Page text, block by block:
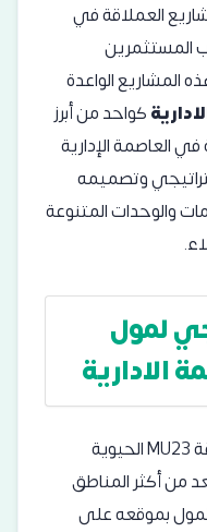
العملاقة في
المستثمرين
المشاريع الواعدة
كواحد من أبرز
في العاصمة الإدارية
وتصميمه
والوحدات المتنوعة
لمول
الادارية
في منطقة MU23 الحيوية
من أكثر المناطق
بموقعه على